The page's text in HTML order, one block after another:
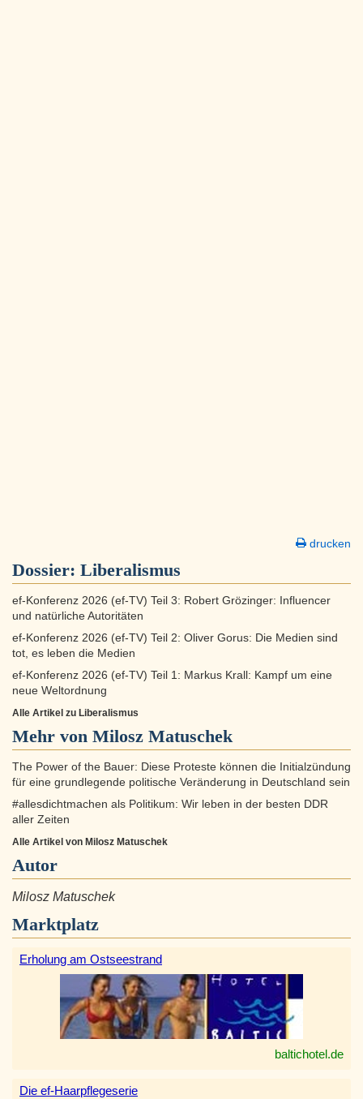
drucken
Dossier: Liberalismus
ef-Konferenz 2026 (ef-TV) Teil 3: Robert Grözinger: Influencer
und natürliche Autoritäten
ef-Konferenz 2026 (ef-TV) Teil 2: Oliver Gorus: Die Medien sind
tot, es leben die Medien
ef-Konferenz 2026 (ef-TV) Teil 1: Markus Krall: Kampf um eine
neue Weltordnung
Alle Artikel zu Liberalismus
Mehr von Milosz Matuschek
The Power of the Bauer: Diese Proteste können die Initialzündung
für eine grundlegende politische Veränderung in Deutschland sein
#allesdichtmachen als Politikum: Wir leben in der besten DDR
aller Zeiten
Alle Artikel von Milosz Matuschek
Autor
Milosz Matuschek
Marktplatz
Erholung am Ostseestrand
baltichotel.de
Die ef-Haarpflegeserie